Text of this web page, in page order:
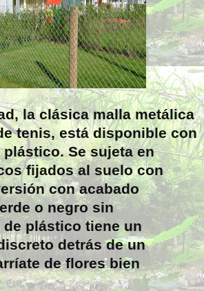
la clásica malla metálica
tenis, está disponible con
Se sujeta en
fijados al suelo con
con acabado
o negro sin
plástico tiene un
detrás de un
de flores bien